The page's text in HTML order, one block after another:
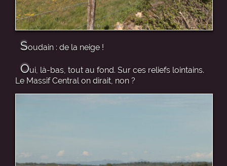
Soudain : de la neige !
Oui, là-bas, tout au fond. Sur ces reliefs lointains.
Le Massif Central on dirait, non ?